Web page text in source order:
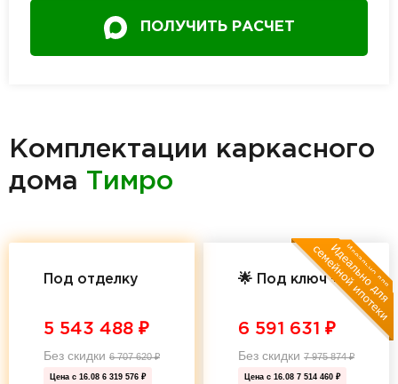
ПОЛУЧИТЬ РАСЧЕТ
Комплектации каркасного
дома Тимро
Под отделку
5 543 488 ₽
Без скидки 6 707 620₽
Цена с 16.08 6 319 576 ₽
🌟 Под ключ 🌟
6 591 631 ₽
Без скидки 7 975 874₽
Цена с 16.08 7 514 460 ₽